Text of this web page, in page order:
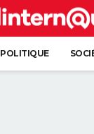
POLITIQUE